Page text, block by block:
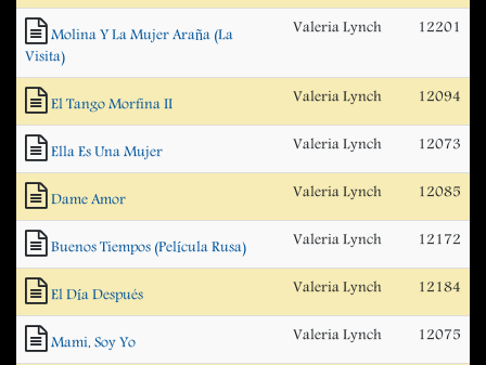
Molina Y La Mujer Araña (La
Visita)
Valeria Lynch 12201
El Tango Morfina II Valeria Lynch 12094
Ella Es Una Mujer Valeria Lynch 12073
Dame Amor Valeria Lynch 12085
Buenos Tiempos (Película Rusa) Valeria Lynch 12172
El Día Después Valeria Lynch 12184
Mami, Soy Yo Valeria Lynch 12075